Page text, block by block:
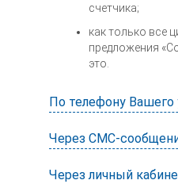
счетчика;
как только все
предложения
это.
По телефону Вашего
Через СМС-
Через личный